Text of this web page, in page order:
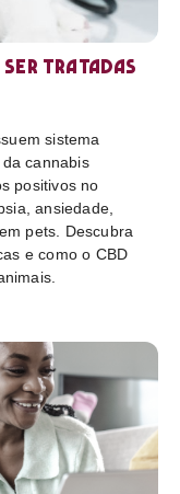
ser tratadas
sistema
cannabis
positivos no
ansiedade,
pets. Descubra
e como o CBD